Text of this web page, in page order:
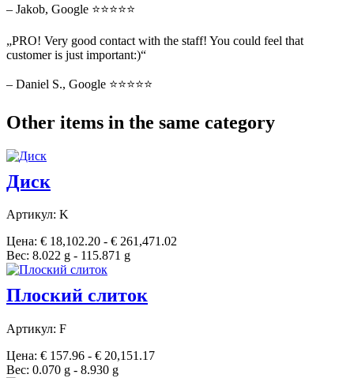
– Jakob, Google ⭐⭐⭐⭐⭐
„PRO! Very good contact with the staff! You could feel that
customer is just important:)“
– Daniel S., Google ⭐⭐⭐⭐⭐
Other items in the same category
Диск
Артикул: K
Цена: € 18,102.20 - € 261,471.02
Вес: 8.022 g - 115.871 g
Плоский слиток
Артикул: F
Цена: € 157.96 - € 20,151.17
Вес: 0.070 g - 8.930 g